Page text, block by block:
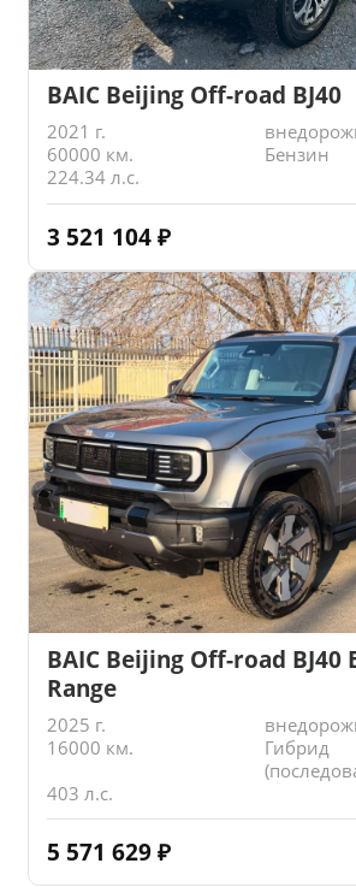
BAIC Beijing Off-road BJ40
2021 г.
60000 км.
Бензин
224.34 л.с.
3 521 104 ₽
BAIC Beijing Off-road BJ40
Range
2025 г.
16000 км.
Гибрид
403 л.с.
5 571 629 ₽